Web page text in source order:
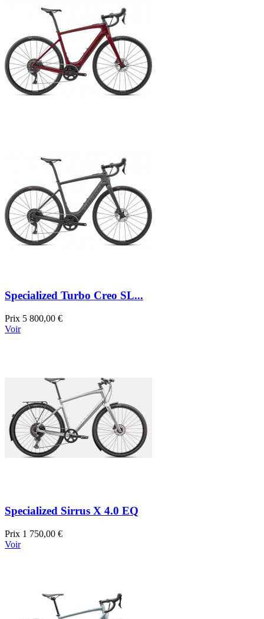
Specialized Turbo Creo SL...
Prix 5 800,00 €
Voir
Specialized Sirrus X 4.0 EQ
Prix 1 750,00 €
Voir